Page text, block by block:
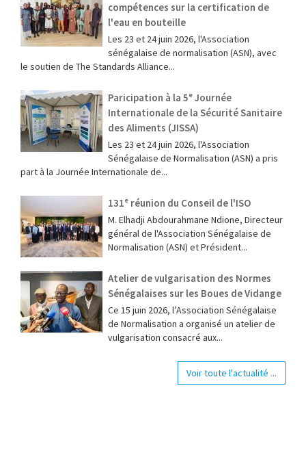
compétences sur la certification de
l'eau en bouteille
Les 23 et 24 juin 2026, l'Association
sénégalaise de normalisation (ASN), avec
le soutien de The Standards Alliance...
Paricipation à la 5ᵉ Journée
Internationale de la Sécurité Sanitaire
des Aliments (JISSA)
‎Les 23 et 24 juin 2026, l'Association
Sénégalaise de Normalisation (ASN) a pris
part à la Journée Internationale de...
131ᵉ réunion du Conseil de l'ISO
M. Elhadji Abdourahmane Ndione, Directeur
général de l'Association Sénégalaise de
Normalisation (ASN) et Président...
Atelier de vulgarisation des Normes
Sénégalaises sur les Boues de Vidange
Ce 15 juin 2026, l’Association Sénégalaise
de Normalisation a organisé un atelier de
vulgarisation consacré aux...
Voir toute l'actualité ...